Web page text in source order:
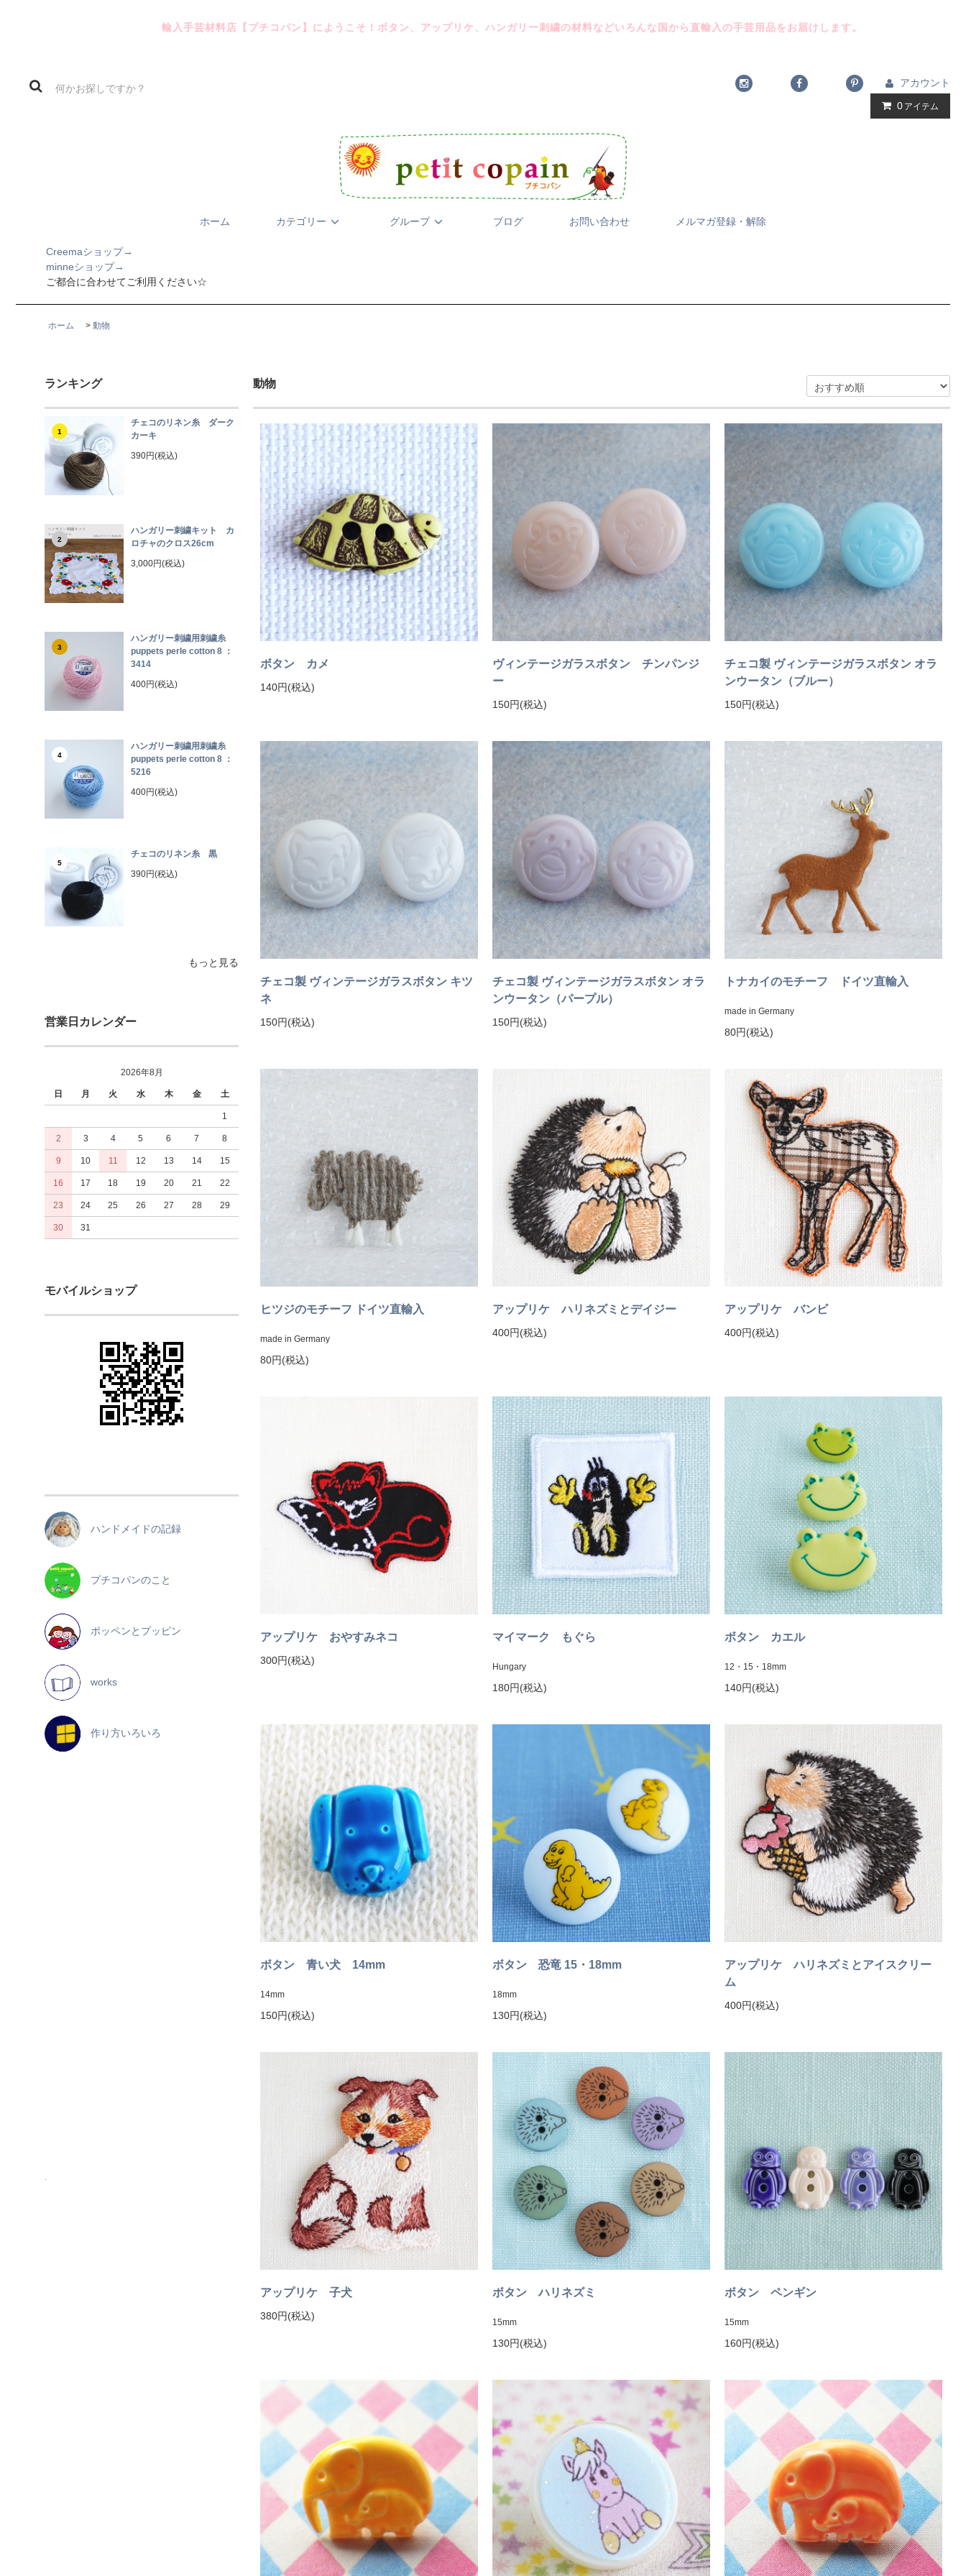
輸入手芸材料店【プチコパン】にようこそ！ボタン、アップリケ、ハンガリー刺繍の材料などいろんな国から直輸入の手芸用品をお届けします。
アカウント
0 アイテム
ホーム カテゴリー グループ ブログ お問い合わせ メルマガ登録・解除
Creemaショップ→
minneショップ→
ご都合に合わせてご利用ください☆
ホーム > 動物
ランキング
1
チェコのリネン糸 ダーク
カーキ
390円(税込)
2
ハンガリー刺繍キット カ
ロチャのクロス26cm
3,000円(税込)
3
ハンガリー刺繍用刺繍糸
puppets perle cotton 8 ：
3414
400円(税込)
4
ハンガリー刺繍用刺繍糸
puppets perle cotton 8 ：
5216
400円(税込)
5
チェコのリネン糸 黒
390円(税込)
もっと見る
営業日カレンダー
2026年8月
日 月 火 水 木 金 土
1
2 3 4 5 6 7 8
9 10 11 12 13 14 15
16 17 18 19 20 21 22
23 24 25 26 27 28 29
30 31
モバイルショップ
ハンドメイドの記録
プチコパンのこと
ポッペンとプッピン
works
作り方いろいろ
動物
ボタン カメ
140円(税込)
ヴィンテージガラスボタン チンパンジ
ー
150円(税込)
チェコ製 ヴィンテージガラスボタン オラ
ンウータン（ブルー）
150円(税込)
チェコ製 ヴィンテージガラスボタン キツ
ネ
150円(税込)
チェコ製 ヴィンテージガラスボタン オラ
ンウータン（パープル）
150円(税込)
トナカイのモチーフ ドイツ直輸入
made in Germany
80円(税込)
ヒツジのモチーフ ドイツ直輸入
made in Germany
80円(税込)
アップリケ ハリネズミとデイジー
400円(税込)
アップリケ バンビ
400円(税込)
アップリケ おやすみネコ
300円(税込)
マイマーク もぐら
Hungary
180円(税込)
ボタン カエル
12・15・18mm
140円(税込)
ボタン 青い犬 14mm
14mm
150円(税込)
ボタン 恐竜 15・18mm
18mm
130円(税込)
アップリケ ハリネズミとアイスクリー
ム
400円(税込)
アップリケ 子犬
380円(税込)
ボタン ハリネズミ
15mm
130円(税込)
ボタン ペンギン
15mm
160円(税込)